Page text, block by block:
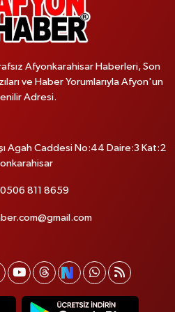
Afyonkarahisar Haberleri, Son
ve Haber Yorumlarıyla Afyon'un
Adresi.
Agah Caddesi No:44 Daire:3 Kat:2
811 8659